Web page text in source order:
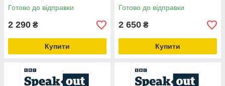
Готово до відправки
2 290 ₴
Купити
Готово до відправки
2 650 ₴
Купити